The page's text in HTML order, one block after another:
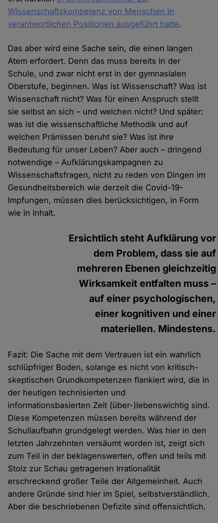
Wissenschaftskompetenz von Menschen in
verantwortlichen Positionen ausgeführt hatte.
Das aber wird eine Sache sein, die einen langen
Atem erfordert. Denn das muss bereits in der
Schule, und zwar nicht erst in der gymnasialen
Oberstufe, beginnen. Was ist Wissenschaft? Was ist
Wissenschaft nicht? Was für einen Anspruch stellt
sie selbst an sich – und welchen nicht? Und später:
was ist die wissenschaftliche Methodik und auf
welchen Prämissen beruht sie? Was ist ihre
Bedeutung für unser Leben? Aber auch – dringend
notwendige – Aufklärungskampagnen zu
Wissenschaftsfragen, nicht zu reden von Dingen im
Gesundheitsbereich wie derzeit die Covid-19-
Impfungen, müssen dies berücksichtigen, in Form
wie in Inhalt.
Ersichtlich steht Aufklärung vor
dem Problem, dass sie auf
mehreren Ebenen gleichzeitig
Wirksamkeit entfalten muss –
auf einer psychologischen,
einer kognitiven und einer
materiellen. Mindestens.
Fazit: Die Sache mit dem Vertrauen ist ein wahrlich
schlüpfriger Boden, solange es nicht von kritisch-
skeptischen Grundkompetenzen flankiert wird, die in
der heutigen technisierten und
informationsbasierten Zeit (über-)lebenswichtig sind.
Diese Kompetenzen müssen bereits während der
Schullaufbahn grundgelegt werden. Was hier in den
letzten Jahrzehnten versäumt worden ist, zeigt sich
zum Teil in der beklagenswerten, offen und teils mit
Stolz zur Schau getragenen Irrationalität
erschreckend großer Teile der Allgemeinheit. Auch
andere Gründe sind hier im Spiel, selbstverständlich.
Aber die beschriebenen Defizite sind offensichtlich.